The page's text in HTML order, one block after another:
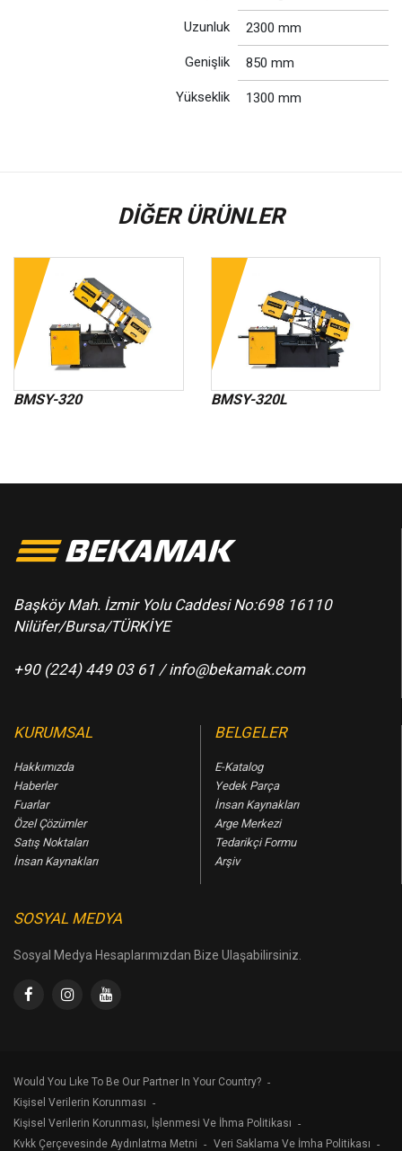
Uzunluk 2300 mm
Genişlik 850 mm
Yükseklik 1300 mm
DIĞER ÜRÜNLER
BMSY-320 BMSY-320L
Başköy Mah. İzmir Yolu Caddesi No:698 16110
Nilüfer/Bursa/TÜRKİYE
+90 (224) 449 03 61 /info@bekamak.com
KURUMSAL
Hakkımızda
Haberler
Fuarlar
Özel Çözümler
Satış Noktaları
İnsan Kaynakları
BELGELER
E-Katalog
Yedek Parça
İnsan Kaynakları
Arge Merkezi
Tedarikçi Formu
Arşiv
SOSYAL MEDYA
Sosyal Medya Hesaplarımızdan Bize Ulaşabilirsiniz.
Would You Lıke To Be Our Partner In Your Country?
Kişisel Verilerin Korunması
Kişisel Verilerin Korunması, İşlenmesi Ve İhma Politikası
Kvkk Çerçevesinde Aydınlatma Metni
Veri Saklama Ve İmha Politikası